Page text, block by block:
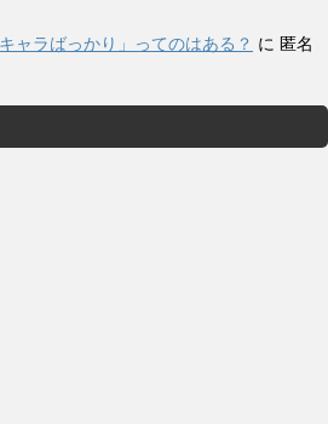
ャラばっかり」ってのはある？ に 匿名